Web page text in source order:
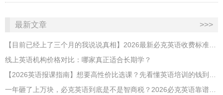
最新文章 >>>
【目前已经上了三个月的我说说真相】2026最新必克英语收费标准多少？靠谱吗？有坑吗？
线上英语机构价格对比：哪家真正适合长期学？
【2026英语报课指南】想要高性价比选课？先看懂英语培训的钱到底花在哪
​一年砸了上万块，必克英语到底是不是智商税？2026必克英语靠谱吗？有没有效果？